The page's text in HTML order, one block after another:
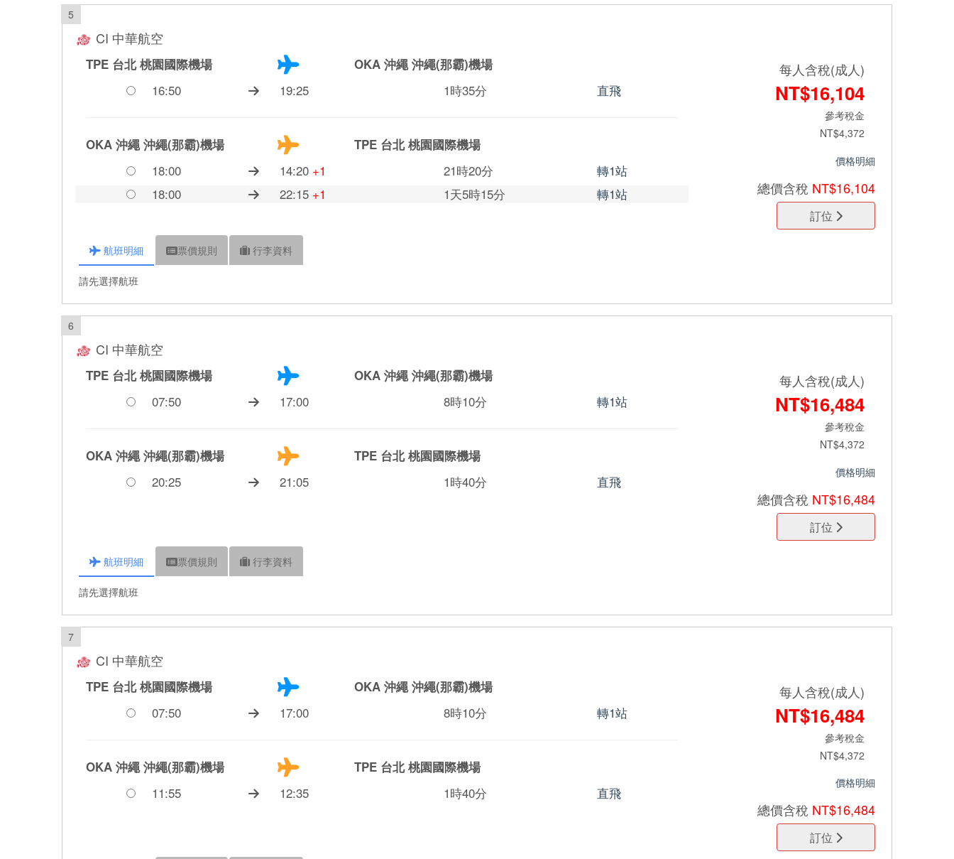
5
CI 中華航空
TPE 台北桃園國際機場 OKA 沖繩沖繩(那霸)機場
16:50
19:25 1時35分 直飛
OKA 沖繩沖繩(那霸)機場 TPE 台北桃園國際機場
18:00
14:20 +1 21時20分
轉1站
18:00
22:15 +1 1天5時15分 轉1站
每人含稅(成人)
NT$16,104
參考稅金
NT$4,372
價格明細
總價含稅 NT$16,104
訂位
航班明細 票價規則 行李資料
請先選擇航班
6
CI 中華航空
TPE 台北桃園國際機場 OKA 沖繩沖繩(那霸)機場
07:50
17:00 8時10分 轉1站
OKA 沖繩沖繩(那霸)機場 TPE 台北桃園國際機場
20:25
21:05 1時40分 直飛
每人含稅(成人)
NT$16,484
參考稅金
NT$4,372
價格明細
總價含稅 NT$16,484
訂位
航班明細 票價規則 行李資料
請先選擇航班
7
CI 中華航空
TPE 台北桃園國際機場 OKA 沖繩沖繩(那霸)機場
07:50
17:00 8時10分 轉1站
OKA 沖繩沖繩(那霸)機場 TPE 台北桃園國際機場
11:55
12:35 1時40分 直飛
每人含稅(成人)
NT$16,484
參考稅金
NT$4,372
價格明細
總價含稅 NT$16,484
訂位